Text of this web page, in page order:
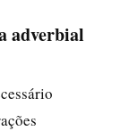
adverbial